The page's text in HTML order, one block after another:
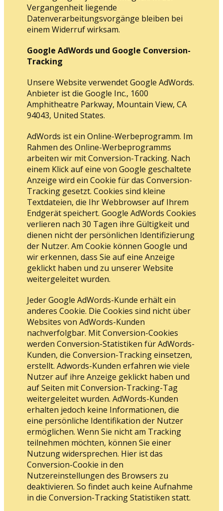
Vergangenheit liegende
Datenverarbeitungsvorgänge bleiben bei
einem Widerruf wirksam.
Google AdWords und Google Conversion-
Tracking
Unsere Website verwendet Google AdWords.
Anbieter ist die Google Inc., 1600
Amphitheatre Parkway, Mountain View, CA
94043, United States.
AdWords ist ein Online-Werbeprogramm. Im
Rahmen des Online-Werbeprogramms
arbeiten wir mit Conversion-Tracking. Nach
einem Klick auf eine von Google geschaltete
Anzeige wird ein Cookie für das Conversion-
Tracking gesetzt. Cookies sind kleine
Textdateien, die Ihr Webbrowser auf Ihrem
Endgerät speichert. Google AdWords Cookies
verlieren nach 30 Tagen ihre Gültigkeit und
dienen nicht der persönlichen Identifizierung
der Nutzer. Am Cookie können Google und
wir erkennen, dass Sie auf eine Anzeige
geklickt haben und zu unserer Website
weitergeleitet wurden.
Jeder Google AdWords-Kunde erhält ein
anderes Cookie. Die Cookies sind nicht über
Websites von AdWords-Kunden
nachverfolgbar. Mit Conversion-Cookies
werden Conversion-Statistiken für AdWords-
Kunden, die Conversion-Tracking einsetzen,
erstellt. Adwords-Kunden erfahren wie viele
Nutzer auf ihre Anzeige geklickt haben und
auf Seiten mit Conversion-Tracking-Tag
weitergeleitet wurden. AdWords-Kunden
erhalten jedoch keine Informationen, die
eine persönliche Identifikation der Nutzer
ermöglichen. Wenn Sie nicht am Tracking
teilnehmen möchten, können Sie einer
Nutzung widersprechen. Hier ist das
Conversion-Cookie in den
Nutzereinstellungen des Browsers zu
deaktivieren. So findet auch keine Aufnahme
in die Conversion-Tracking Statistiken statt.